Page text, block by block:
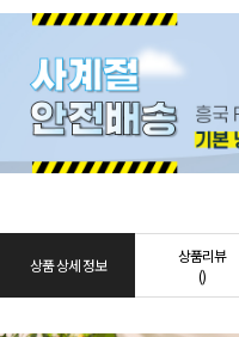
상품 상세 정보
상품리뷰
()